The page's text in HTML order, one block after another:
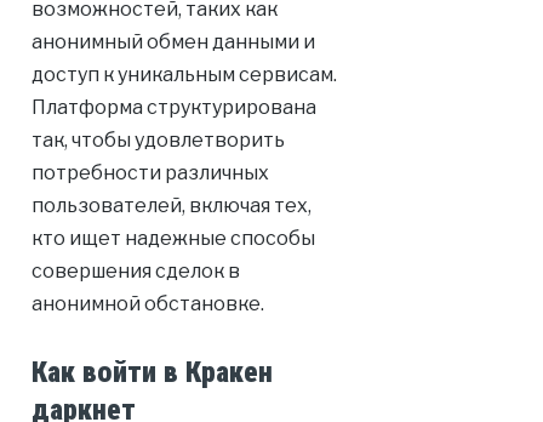
возможностей, таких как
анонимный обмен данными и
доступ к уникальным сервисам.
Платформа структурирована
так, чтобы удовлетворить
потребности различных
пользователей, включая тех,
кто ищет надежные способы
совершения сделок в
анонимной обстановке.
Как войти в Кракен
даркнет